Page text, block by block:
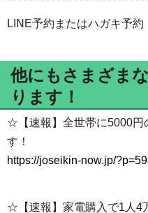
LINE予約またはハガキ予約
他にもさまざま
ります！
☆【速報】全世帯に5000円
す！
https://joseikin-now.jp/
☆【速報】家電購入で1人4